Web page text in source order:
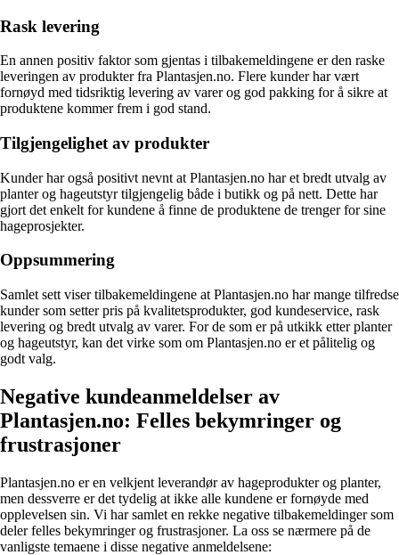
Rask levering
En annen positiv faktor som gjentas i tilbakemeldingene er den raske
leveringen av produkter fra Plantasjen.no. Flere kunder har vært
fornøyd med tidsriktig levering av varer og god pakking for å sikre at
produktene kommer frem i god stand.
Tilgjengelighet av produkter
Kunder har også positivt nevnt at Plantasjen.no har et bredt utvalg av
planter og hageutstyr tilgjengelig både i butikk og på nett. Dette har
gjort det enkelt for kundene å finne de produktene de trenger for sine
hageprosjekter.
Oppsummering
Samlet sett viser tilbakemeldingene at Plantasjen.no har mange tilfredse
kunder som setter pris på kvalitetsprodukter, god kundeservice, rask
levering og bredt utvalg av varer. For de som er på utkikk etter planter
og hageutstyr, kan det virke som om Plantasjen.no er et pålitelig og
godt valg.
Negative kundeanmeldelser av
Plantasjen.no: Felles bekymringer og
frustrasjoner
Plantasjen.no er en velkjent leverandør av hageprodukter og planter,
men dessverre er det tydelig at ikke alle kundene er fornøyde med
opplevelsen sin. Vi har samlet en rekke negative tilbakemeldinger som
deler felles bekymringer og frustrasjoner. La oss se nærmere på de
vanligste temaene i disse negative anmeldelsene: